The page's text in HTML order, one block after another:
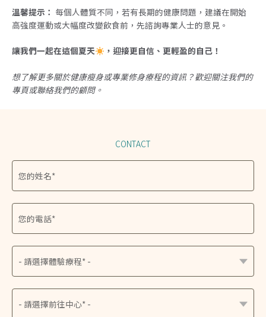
溫馨提示： 每個人體質不同，若有長期的健康問題，建議在開始
高強度運動或大幅度改變飲食前，先諮詢專業人士的意見。
讓我們一起在這個夏天 ，迎接更自信、更輕盈的自己！
想了解更多關於健康瘦身或專業修身療程的資訊？歡迎關注我們的
專頁或聯絡我們的顧問。
CONTACT